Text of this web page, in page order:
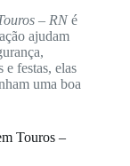
– RNé
ajudam
festas, elas
uma boa
Touros –